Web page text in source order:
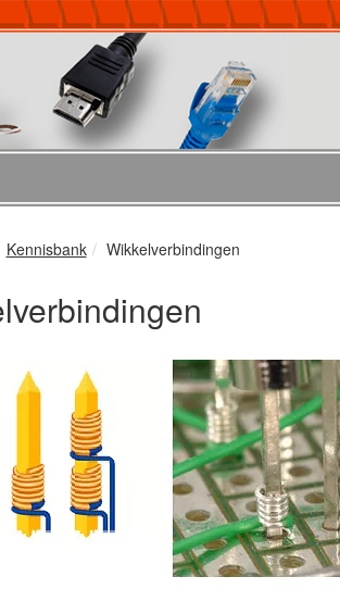
Kennisbank Wikkelverbindingen